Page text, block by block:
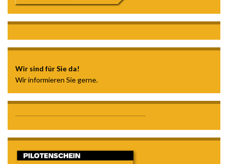
Wir sind für Sie da!
Wir informieren Sie gerne.